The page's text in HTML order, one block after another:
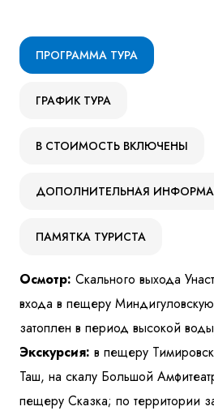
ПРОГРАММА ТУРА
ГРАФИК ТУРА
В СТОИМОСТЬ ВКЛЮЧЕНЫ
ДОПОЛНИТЕЛЬНАЯ
ПАМЯТКА ТУРИСТА
Осмотр: Скального выхода
входа в пещеру
затоплен в период высокой
Экскурсия: в пещеру
Таш, на скалу Большой
пещеру Сказка; по территории